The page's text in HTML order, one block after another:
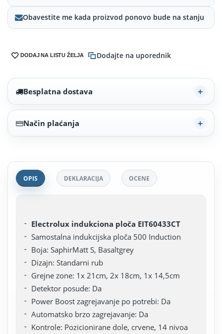
Obavestite me kada proizvod ponovo bude na stanju
DODAJ NA LISTU ŽELJA Dodajte na uporednik
Besplatna dostava
Način plaćanja
OPIS DEKLARACIJA OCENE
Electrolux indukciona ploča EIT60433CT
Samostalna indukcijska ploča 500 Induction
Boja: SaphirMatt S, Basaltgrey
Dizajn: Standarni rub
Grejne zone: 1x 21cm, 2x 18cm, 1x 14,5cm
Detektor posude: Da
Power Boost zagrejavanje po potrebi: Da
Automatsko brzo zagrejavanje: Da
Kontrole: Pozicionirane dole, crvene, 14 nivoa